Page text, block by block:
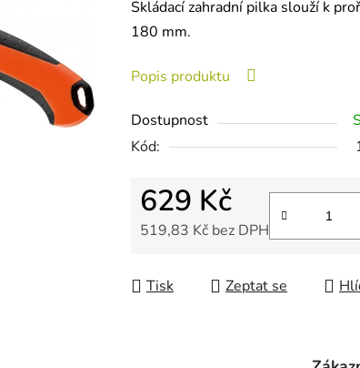
produktu
je
z
5
hvězdiček.
Skládací zahradní pilka slouží k
180 mm.
Popis produktu
Dostupnost
Kód:
629 Kč
519,83 Kč bez DPH
Tisk Zeptat se